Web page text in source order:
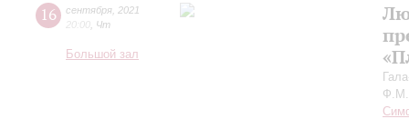
16 сентября 2021
20:00 Чт
Большой зал